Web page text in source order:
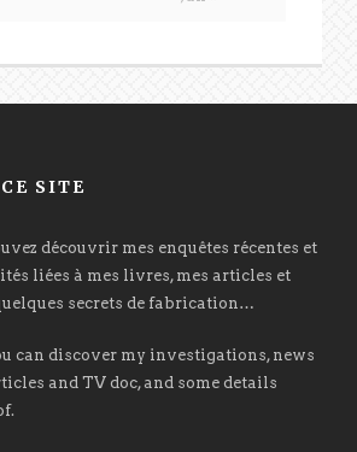
SITE
découvrir mes enquêtes récentes et
liées à mes livres, mes articles et
secrets de fabrication…
can discover my investigations, news
and TV doc, and some details